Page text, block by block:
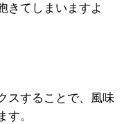
きてしまいますよ
スすることで、風味
す。